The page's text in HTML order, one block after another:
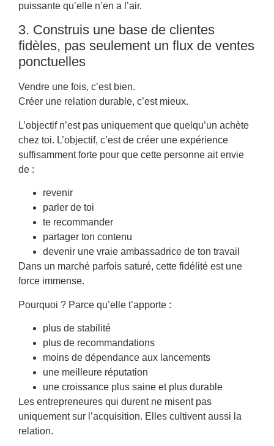
puissante qu’elle n’en a l’air.
3. Construis une base de clientes
fidèles, pas seulement un flux de ventes
ponctuelles
Vendre une fois, c’est bien.
Créer une relation durable, c’est mieux.
L’objectif n’est pas uniquement que quelqu’un achète
chez toi. L’objectif, c’est de créer une expérience
suffisamment forte pour que cette personne ait envie
de :
revenir
parler de toi
te recommander
partager ton contenu
devenir une vraie ambassadrice de ton travail
Dans un marché parfois saturé, cette fidélité est une
force immense.
Pourquoi ? Parce qu’elle t’apporte :
plus de stabilité
plus de recommandations
moins de dépendance aux lancements
une meilleure réputation
une croissance plus saine et plus durable
Les entrepreneures qui durent ne misent pas
uniquement sur l’acquisition. Elles cultivent aussi la
relation.